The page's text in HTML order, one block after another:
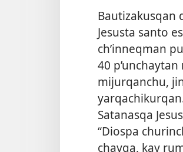
Bautizakusqan
Jesusta santo
ch’inneqman
40 p’unchaytan
mijurqanchu,
Satanasqa
“Diospa
chayqa, kay